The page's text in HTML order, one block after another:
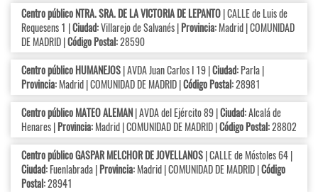
Centro público NTRA. SRA. DE LA VICTORIA DE LEPANTO| CALLE de Luis de
Requesens 1 |Ciudad:Villarejo de Salvanés |Provincia:Madrid | COMUNIDAD
DE MADRID |Código Postal:28590
Centro público HUMANEJOS| AVDA Juan Carlos I 19 |Ciudad:Parla |
Provincia:Madrid | COMUNIDAD DE MADRID |Código Postal:28981
Centro público MATEO ALEMAN| AVDA del Ejército 89 |Ciudad:Alcalá de
Henares |Provincia:Madrid | COMUNIDAD DE MADRID |Código Postal:28802
Centro público GASPAR MELCHOR DE JOVELLANOS| CALLE de Móstoles 64 |
Ciudad:Fuenlabrada |Provincia:Madrid | COMUNIDAD DE MADRID |Código
Postal:28941